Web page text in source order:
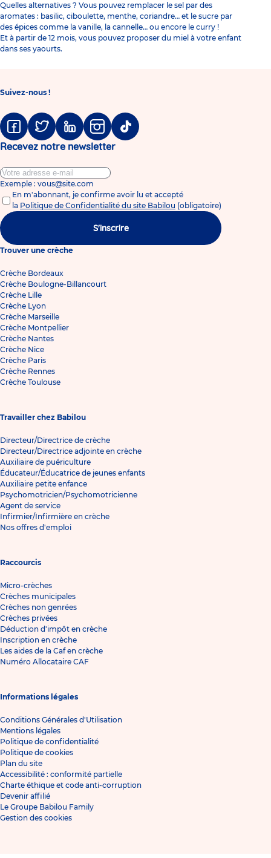
Quelles alternatives ? Vous pouvez remplacer le sel par des
aromates : basilic, ciboulette, menthe, coriandre… et le sucre par
des épices comme la vanille, la cannelle… ou encore le curry !
Et à partir de 12 mois, vous pouvez proposer du miel à votre enfant
dans ses yaourts.
Suivez-nous !
FacebookTwitter LinkedinInstagramTiktok
Recevez notre newsletter
Exemple : vous@site.com
En m'abonnant, je confirme avoir lu et accepté
la Politique de Confidentialité du site Babilou (obligatoire)
S'inscrire
Trouver une crèche
Crèche Bordeaux
Crèche Boulogne-Billancourt
Crèche Lille
Crèche Lyon
Crèche Marseille
Crèche Montpellier
Crèche Nantes
Crèche Nice
Crèche Paris
Crèche Rennes
Crèche Toulouse
Travailler chez Babilou
Directeur/Directrice de crèche
Directeur/Directrice adjointe en crèche
Auxiliaire de puériculture
Éducateur/Éducatrice de jeunes enfants
Auxiliaire petite enfance
Psychomotricien/Psychomotricienne
Agent de service
Infirmier/Infirmière en crèche
Nos offres d'emploi
Raccourcis
Micro-crèches
Crèches municipales
Crèches non genrées
Crèches privées
Déduction d'impôt en crèche
Inscription en crèche
Les aides de la Caf en crèche
Numéro Allocataire CAF
Informations légales
Conditions Générales d'Utilisation
Mentions légales
Politique de confidentialité
Politique de cookies
Plan du site
Accessibilité : conformité partielle
Charte éthique et code anti-corruption
Devenir affilié
Le Groupe Babilou Family
Gestion des cookies